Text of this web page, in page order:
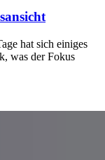
hat sich einiges
was der Fokus